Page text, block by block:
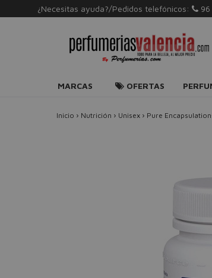
¿Necesitas ayuda?/Pedidos telefónicos:
MARCAS OFERTAS
Inicio › Nutrición › Unisex › Pure